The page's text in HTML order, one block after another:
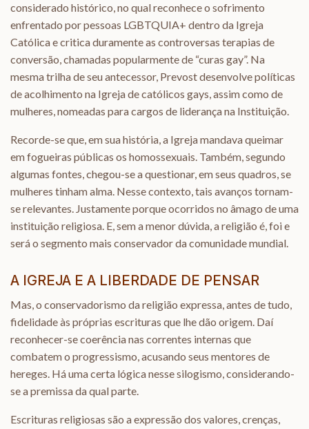
considerado histórico, no qual reconhece o sofrimento
enfrentado por pessoas LGBTQUIA+ dentro da Igreja
Católica e critica duramente as controversas terapias de
conversão, chamadas popularmente de “curas gay”. Na
mesma trilha de seu antecessor, Prevost desenvolve políticas
de acolhimento na Igreja de católicos gays, assim como de
mulheres, nomeadas para cargos de liderança na Instituição.
Recorde-se que, em sua história, a Igreja mandava queimar
em fogueiras públicas os homossexuais. Também, segundo
algumas fontes, chegou-se a questionar, em seus quadros, se
mulheres tinham alma. Nesse contexto, tais avanços tornam-
se relevantes. Justamente porque ocorridos no âmago de uma
instituição religiosa. E, sem a menor dúvida, a religião é, foi e
será o segmento mais conservador da comunidade mundial.
A IGREJA E A LIBERDADE DE PENSAR
Mas, o conservadorismo da religião expressa, antes de tudo,
fidelidade às próprias escrituras que lhe dão origem. Daí
reconhecer-se coerência nas correntes internas que
combatem o progressismo, acusando seus mentores de
hereges. Há uma certa lógica nesse silogismo, considerando-
se a premissa da qual parte.
Escrituras religiosas são a expressão dos valores, crenças,